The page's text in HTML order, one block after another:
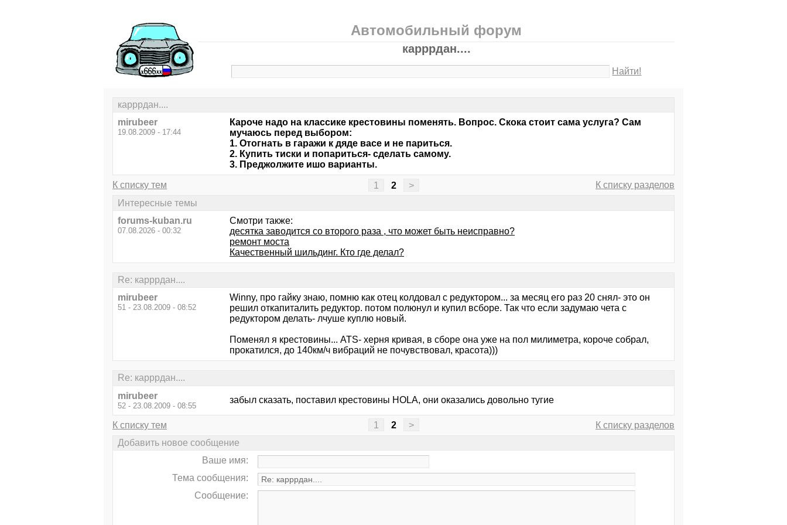
Автомобильный форум
карррдан....
Найти!
карррдан....
mirubeer
19.08.2009 - 17:44
Кароче надо на классике крестовины поменять. Вопрос. Скока стоит сама услуга? Сам
мучаюсь перед выбором:
1. Отогнать в гаражи к дяде васе и не париться.
2. Купить тиски и попариться- сделать самому.
3. Преджолжите ишо варианты.
К списку тем 1 2 >
К списку разделов
Интересные темы
forums-kuban.ru
07.08.2026 - 00:32
Смотри также:
десятка заводится со второго раза , что может быть неисправно?
ремонт моста
Качественный шильдинг. Кто где делал?
Re: карррдан....
mirubeer
51 - 23.08.2009 - 08:52
Winny, про гайку знаю, помню как отец колдовал с редуктором... за месяц его раз 20 снял- это он
решил откапиталить редуктор. потом полюнул и купил всборе. Так что если задумаю чета с
редуктором делать- лчуше куплю новый.
Поменял я крестовины... ATS- херня кривая, в сборе она уже на пол милиметра, короче собрал,
прокатился, до 140км/ч вибраций не почувствовал, красота)))
Re: карррдан....
mirubeer
52 - 23.08.2009 - 08:55
забыл сказать, поставил крестовины HOLA, они оказались довольно тугие
К списку тем 1 2 >
К списку разделов
Добавить новое сообщение
Ваше имя:
Тема сообщения:
Сообщение: